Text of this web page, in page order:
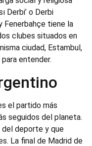
Derbi’ o Derbi
Fenerbahçe tiene la
clubes situados en
ciudad, Estambul,
entender.
el partido más
seguidos del planeta.
del deporte y que
La final de Madrid de